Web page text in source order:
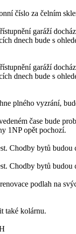
číslo za čelním
garáží
dnech bude s
garáží
dnech bude s
plného vyzrání,
čase bude
1NP opět pochozí.
Chodby bytů budou
Chodby bytů budou
podlah na
také kolárnu.